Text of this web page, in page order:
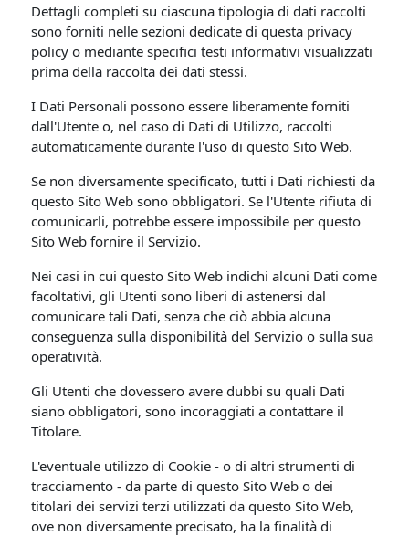
Dettagli completi su ciascuna tipologia di dati raccolti
sono forniti nelle sezioni dedicate di questa privacy
policy o mediante specifici testi informativi visualizzati
prima della raccolta dei dati stessi.
I Dati Personali possono essere liberamente forniti
dall'Utente o, nel caso di Dati di Utilizzo, raccolti
automaticamente durante l'uso di questo Sito Web.
Se non diversamente specificato, tutti i Dati richiesti da
questo Sito Web sono obbligatori. Se l'Utente rifiuta di
comunicarli, potrebbe essere impossibile per questo
Sito Web fornire il Servizio.
Nei casi in cui questo Sito Web indichi alcuni Dati come
facoltativi, gli Utenti sono liberi di astenersi dal
comunicare tali Dati, senza che ciò abbia alcuna
conseguenza sulla disponibilità del Servizio o sulla sua
operatività.
Gli Utenti che dovessero avere dubbi su quali Dati
siano obbligatori, sono incoraggiati a contattare il
Titolare.
L'eventuale utilizzo di Cookie - o di altri strumenti di
tracciamento - da parte di questo Sito Web o dei
titolari dei servizi terzi utilizzati da questo Sito Web,
ove non diversamente precisato, ha la finalità di